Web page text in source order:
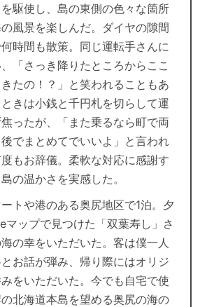
駆使し、島の東側の色々な箇所
風景を楽しんだ。ダイヤの隙間
時間も散策。同じ運転手さんに
「さっき降りたところからここ
たの！？」と笑われることもあ
きは小銭と千円札を切らして運
ったが、「また乗るなら町で両
でまとめてでいいよ」と言われ
もお辞儀。柔軟な対応に感謝す
の温かさを実感した。
トや港のある奥尻地区で1泊。夕
マップで見つけた「双葉寿し」さ
の幸をいただいた。客は僕一人
お話が弾み、帰り際にはオリジ
をいただいた。今でも自宅で使
北海道本島を望める奥尻の海の